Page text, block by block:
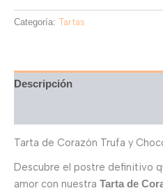
Categoría: Tartas
Descripción
Tarta de Corazón Trufa y
Descubre el postre definitivo
amor con nuestra Tarta de